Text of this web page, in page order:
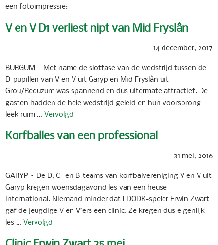
een fotoimpressie:
V en V D1 verliest nipt van Mid Fryslân
14 december, 2017
BURGUM – Met name de slotfase van de wedstrijd tussen de
D-pupillen van V en V uit Garyp en Mid Fryslân uit
Grou/Reduzum was spannend en dus uitermate attractief. De
gasten hadden de hele wedstrijd geleid en hun voorsprong
leek ruim …Vervolgd
Korfballes van een professional
31 mei, 2016
GARYP – De D, C- en B-teams van korfbalvereniging V en V uit
Garyp kregen woensdagavond les van een heuse
international. Niemand minder dat LDODK-speler Erwin Zwart
gaf de jeugdige V en V’ers een clinic. Ze kregen dus eigenlijk
les …Vervolgd